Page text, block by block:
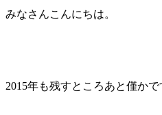
みなさんこんにちは。
2015年も残すところあと僅かで